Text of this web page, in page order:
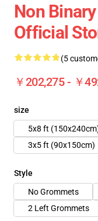
Non
Official
(5
￥202,275 - ￥
size
5x8 ft
3x5 ft (90x150cm)
Style
No Grommets
2 Left Grommets